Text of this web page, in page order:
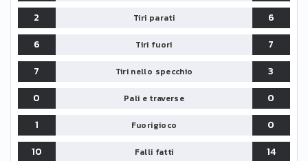
2 Tiri parati
6
6
Tiri fuori
7
7
Tiri nello specchio
3
0
Pali e traverse
0
1
Fuorigioco
0
10
Falli fatti
14